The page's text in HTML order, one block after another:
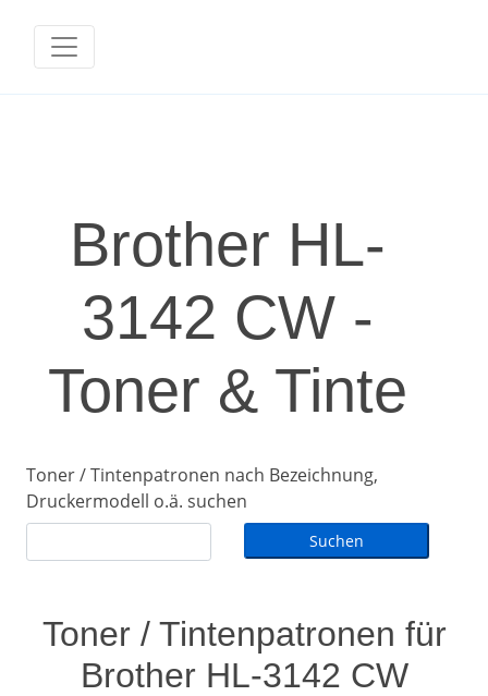
Brother HL-
3142 CW -
Toner & Tinte
Toner / Tintenpatronen nach Bezeichnung,
Druckermodell o.ä. suchen
Toner / Tintenpatronen für
Brother HL-3142 CW